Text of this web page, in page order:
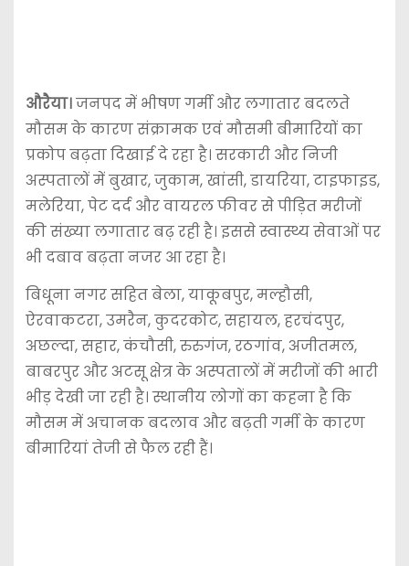
औरैया।जनपद में भीषण गर्मी और लगातार बदलते
मौसम के कारण संक्रामक एवं मौसमी बीमारियों का
प्रकोप बढ़ता दिखाई दे रहा है। सरकारी और निजी
अस्पतालों में बुखार, जुकाम, खांसी, डायरिया, टाइफाइड,
मलेरिया, पेट दर्द और वायरल फीवर से पीड़ित मरीजों
की संख्या लगातार बढ़ रही है। इससे स्वास्थ्य सेवाओं पर
भी दबाव बढ़ता नजर आ रहा है।
बिधूना नगर सहित बेला, याकूबपुर, मल्हौसी,
ऐरवाकटरा, उमरैन, कुदरकोट, सहायल, हरचंदपुर,
अछल्दा, सहार, कंचौसी, रुरुगंज, रठगांव, अजीतमल,
बाबरपुर और अटसू क्षेत्र के अस्पतालों में मरीजों की भारी
भीड़ देखी जा रही है। स्थानीय लोगों का कहना है कि
मौसम में अचानक बदलाव और बढ़ती गर्मी के कारण
बीमारियां तेजी से फैल रही हैं।